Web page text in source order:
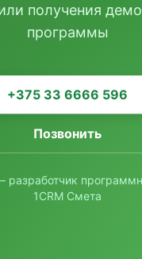
получения
программы
+375 33 6666 596
Позвонить
разработчик
1CRM Смета